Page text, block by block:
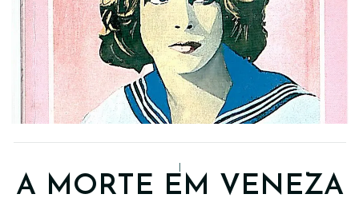
|
A MORTE EM VENEZA